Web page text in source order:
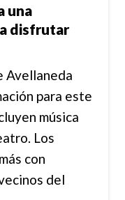
una
disfrutar
Avellaneda
para este
música
Los
con
del